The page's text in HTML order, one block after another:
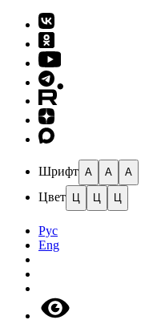
Шрифт A A A
Цвет Ц Ц Ц
Рус
Eng